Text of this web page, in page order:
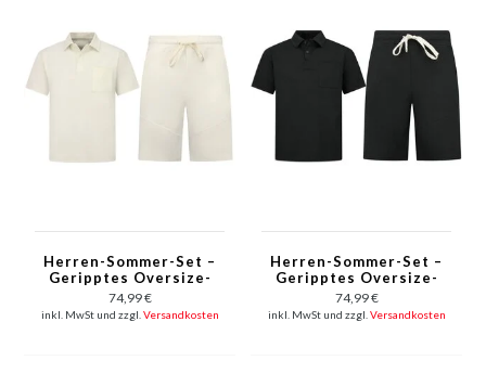
Herren-Sommer-Set –
Geripptes Oversize-
Poloshirt –
Herrenshorts /
Herren-Oversize-T-
74,99 €
inkl. MwSt und zzgl. Versandkosten
Herren-Sommer-Set –
Geripptes Oversize-
Poloshirt –
Herrenshorts /
Herren-Oversize-T-
74,99 €
inkl. MwSt und zzgl. Versandkosten